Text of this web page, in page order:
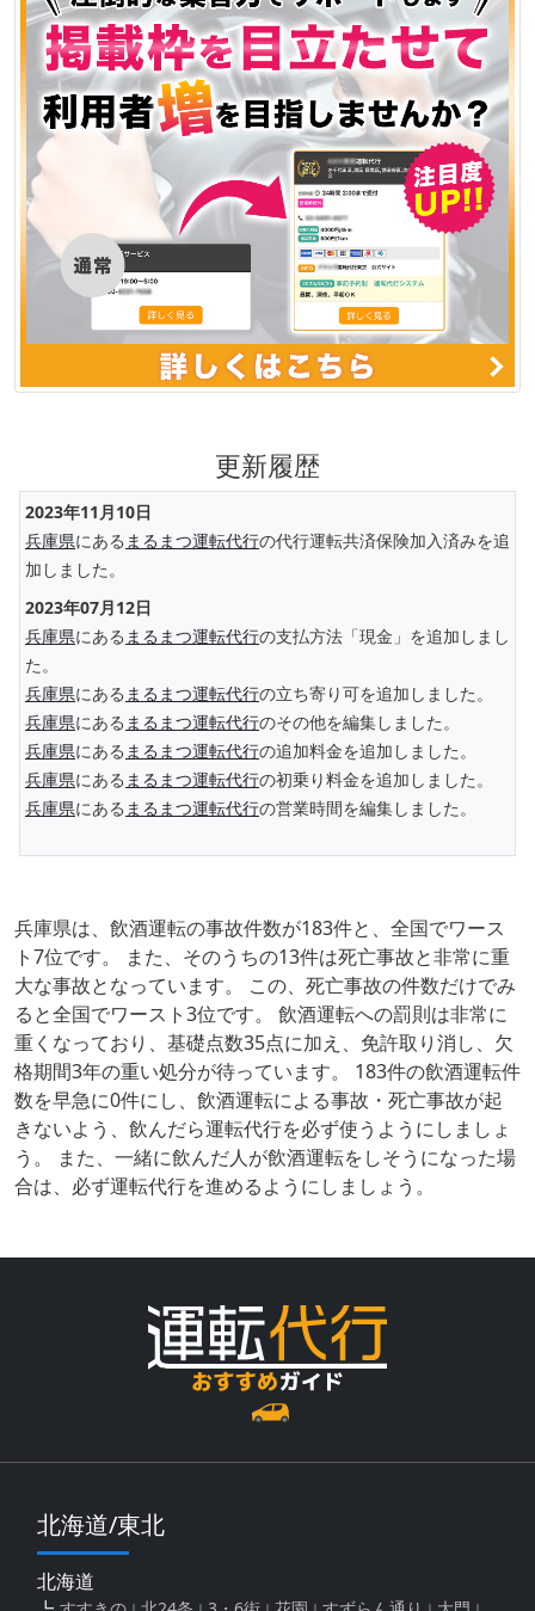
更新履歴
2023年11月10日
兵庫県にある まるまつ運転代行の代行運転共済保険加入済みを追
加しました。
2023年07月12日
兵庫県にある まるまつ運転代行の支払方法「現金」を追加しまし
た。
兵庫県にある まるまつ運転代行の立ち寄り可を追加しました。
兵庫県にある まるまつ運転代行のその他を編集しました。
兵庫県にある まるまつ運転代行の追加料金を追加しました。
兵庫県にある まるまつ運転代行の初乗り料金を追加しました。
兵庫県にある まるまつ運転代行の営業時間を編集しました。
兵庫県は、飲酒運転の事故件数が183件と、全国でワース
ト7位です。 また、そのうちの13件は死亡事故と非常に重
大な事故となっています。 この、死亡事故の件数だけでみ
ると全国でワースト3位です。 飲酒運転への罰則は非常に
重くなっており、基礎点数35点に加え、免許取り消し、欠
格期間3年の重い処分が待っています。 183件の飲酒運転件
数を早急に0件にし、飲酒運転による事故・死亡事故が起
きないよう、飲んだら運転代行を必ず使うようにしましょ
う。 また、一緒に飲んだ人が飲酒運転をしそうになった場
合は、必ず運転代行を進めるようにしましょう。
北海道/東北
北海道